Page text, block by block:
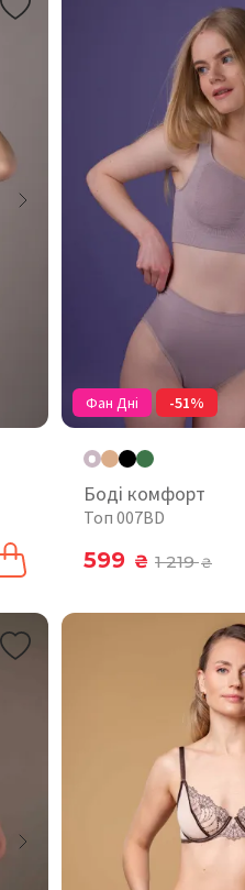
Фан Дні -51%
Боді комфорт
Топ 007BD
599 ₴ 1 219₴